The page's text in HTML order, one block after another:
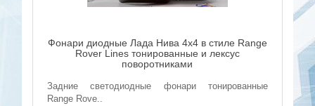
Фонари диодные Лада Нива 4x4 в стиле Range
Rover Lines тонированные и лексус
поворотниками
Задние светодиодные фонари тонированные
Range Rove..